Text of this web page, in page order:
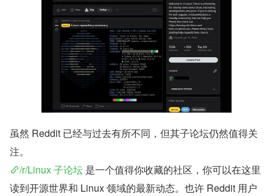
虽然 Reddit 已经与过去有所不同，但其子论坛仍然值得关
注。
/r/Linux 子论坛 是一个值得你收藏的社区，你可以在这里
读到开源世界和 Linux 领域的最新动态。也许 Reddit 用户